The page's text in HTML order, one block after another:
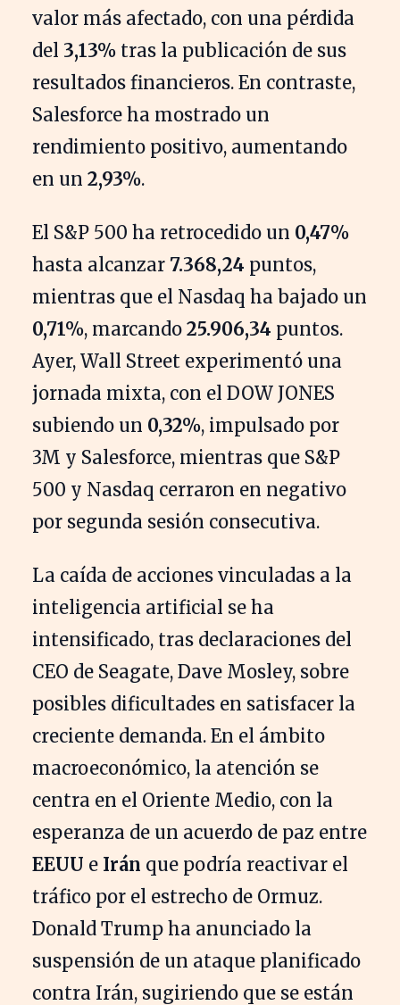
valor más afectado, con una pérdida
del 3,13% tras la publicación de sus
resultados financieros. En contraste,
Salesforce ha mostrado un
rendimiento positivo, aumentando
en un 2,93%.
El S&P 500 ha retrocedido un 0,47%
hasta alcanzar 7.368,24 puntos,
mientras que el Nasdaq ha bajado un
0,71%, marcando 25.906,34 puntos.
Ayer, Wall Street experimentó una
jornada mixta, con el DOW JONES
subiendo un 0,32%, impulsado por
3M y Salesforce, mientras que S&P
500 y Nasdaq cerraron en negativo
por segunda sesión consecutiva.
La caída de acciones vinculadas a la
inteligencia artificial se ha
intensificado, tras declaraciones del
CEO de Seagate, Dave Mosley, sobre
posibles dificultades en satisfacer la
creciente demanda. En el ámbito
macroeconómico, la atención se
centra en el Oriente Medio, con la
esperanza de un acuerdo de paz entre
EEUU e Irán que podría reactivar el
tráfico por el estrecho de Ormuz.
Donald Trump ha anunciado la
suspensión de un ataque planificado
contra Irán, sugiriendo que se están